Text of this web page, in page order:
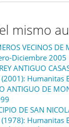
mismo
VECINOS
Diciembre 2005
ANTIGUO
Humanitas
ANTIGUO DE
DE SAN
Humanitas